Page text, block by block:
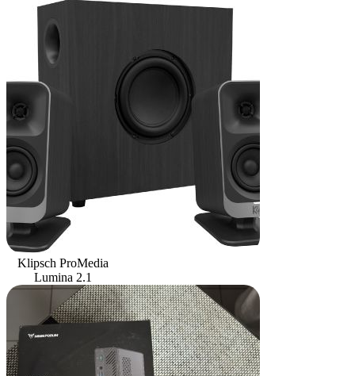
Klipsch ProMedia
Lumina 2.1